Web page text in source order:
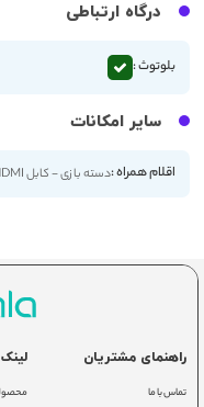
درگاه ارتباطی
بلوتوث :
سایر امکانات
اقلام همراه :دسته بازی - کابل HDMI - کابل برق - پایه برای ایستاده نگه داشتن کنسول
راهنمای مشتریان
تماس با ما